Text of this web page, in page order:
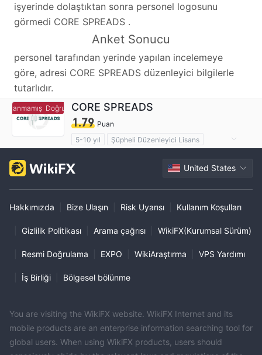
işyerinde dolaştıktan sonra personel logosunu
görmedi CORE SPREADS .
Anket Sonucu
personel tarafından yerinde yapılan incelemeye
göre, adresi CORE SPREADS düzenleyici bilgilerle
tutarlıdır.
DoğrulanmamışCORE SPREADS
1.79 Puan
5-10 yıl
Şüpheli Düzenleyici Lisans
Yüksek düzeyde potansiyel risk United States
Hakkımızda Bize Ulaşın Risk Uyarısı Kullanım Koşulları
Gizlilik Politikası Arama çağrısı WikiFX(Kurumsal Sürüm)
Resmi Doğrulama EXPO WikiAraştırma VPS Yardımı
İş Birliği Bölgesel bölünme
You are visiting the WikiFX website. WikiFX Internet and its
mobile products are an enterprise information searching tool for
global users. When using WikiFX products, users should